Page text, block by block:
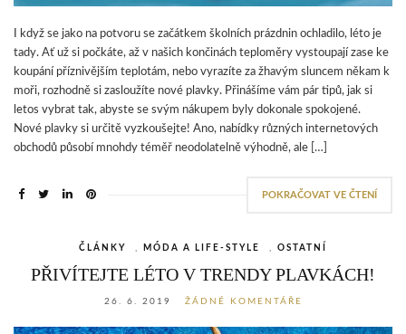
I když se jako na potvoru se začátkem školních prázdnin ochladilo, léto je
tady. Ať už si počkáte, až v našich končinách teploměry vystoupají zase ke
koupání příznivějším teplotám, nebo vyrazíte za žhavým sluncem někam k
moři, rozhodně si zasloužíte nové plavky. Přinášíme vám pár tipů, jak si
letos vybrat tak, abyste se svým nákupem byly dokonale spokojené.
Nové plavky si určitě vyzkoušejte! Ano, nabídky různých internetových
obchodů působí mnohdy téměř neodolatelně výhodně, ale […]
POKRAČOVAT VE ČTENÍ
ČLÁNKY MÓDA A LIFE-STYLE OSTATNÍ
PŘIVÍTEJTE LÉTO V TRENDY PLAVKÁCH!
26. 6. 2019 ŽÁDNÉ KOMENTÁŘE